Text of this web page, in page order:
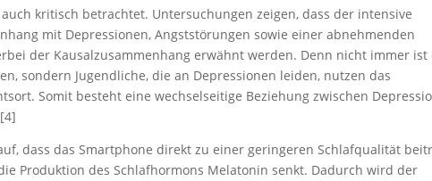
kritisch betrachtet. Untersuchungen zeigen, dass der intensive
mit Depressionen, Angststörungen sowie einer abnehmenden
der Kausalzusammenhang erwähnt werden. Denn nicht immer ist
sondern Jugendliche, die an Depressionen leiden, nutzen das
Somit besteht eine wechselseitige Beziehung zwischen
dass das Smartphone direkt zu einer geringeren Schlafqualität
Produktion des Schlafhormons Melatonin senkt. Dadurch wird der